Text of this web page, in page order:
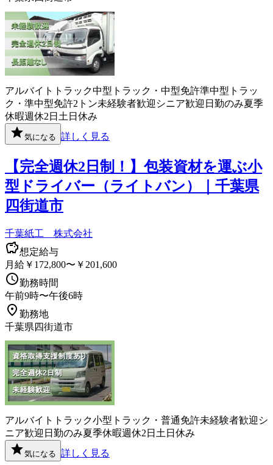
アルバイト トラック中型トラック・中型免許準中型トラッ
ク・準中型免許2トン未経験者歓迎 シニア歓迎 日勤のみ夏季
休暇週休2日 土日休み
気になる 詳しく見る
【完全週休2日制！】包装資材を運ぶ小
型ドライバー（ライトバン）｜千葉県
四街道市
千葉紙工 株式会社
想定給与
月給￥172,800〜￥201,600
勤務時間
午前9時〜午後6時
勤務地
千葉県四街道市
アルバイト トラック小型トラック・普通免許未経験者歓迎 シ
ニア歓迎 日勤のみ夏季休暇週休2日 土日休み
気になる 詳しく見る